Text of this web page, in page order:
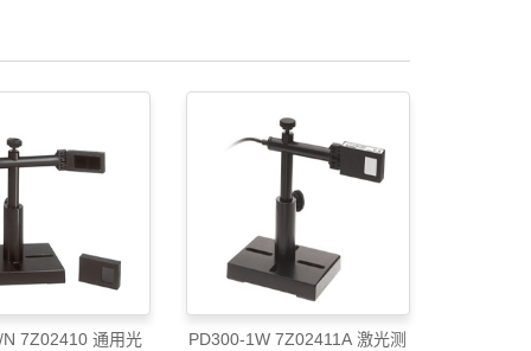
N 7Z02410 通用光
PD300-1W 7Z02411A 激光测